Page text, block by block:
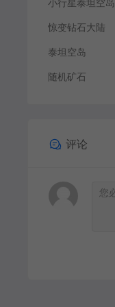
惊变钻石大陆
泰坦空岛
随机矿石
评论